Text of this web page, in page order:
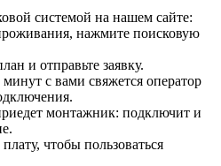
системой на нашем сайте:
нажмите поисковую
и отправьте заявку.
с вами свяжется оператор
монтажник: подключит и
чтобы пользоваться